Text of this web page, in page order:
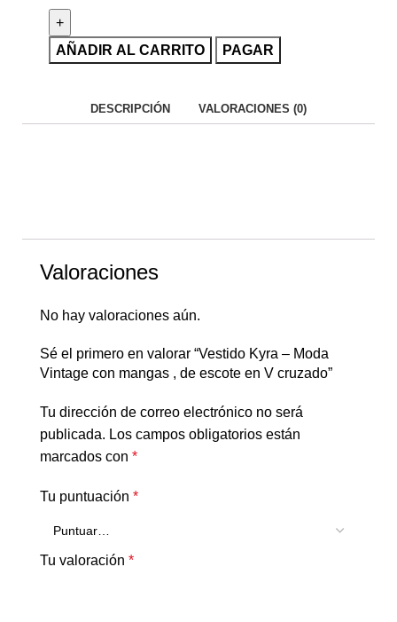
AÑADIR AL CARRITO PAGAR
DESCRIPCIÓN VALORACIONES (0)
Valoraciones
No hay valoraciones aún.
Sé el primero en valorar “Vestido Kyra – Moda
Vintage con mangas , de escote en V cruzado”
Tu dirección de correo electrónico no será
publicada. Los campos obligatorios están
marcados con *
Tu puntuación *
Tu valoración *